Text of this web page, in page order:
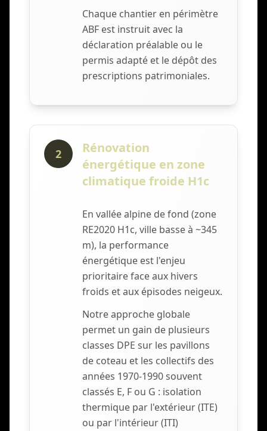
Chaque chantier en périmètre
ABF est instruit avec la
déclaration préalable ou le
permis adapté et le dépôt des
prescriptions patrimoniales.
2
Rénovation
énergétique en zone
climatique froide H1c
En vallée alpine de fond (zone
RE2020 H1c, ville basse à ~345
m), la performance
énergétique est l'enjeu
prioritaire face aux hivers
froids et aux épisodes neigeux.
Notre approche globale
permet un gain de plusieurs
classes DPE sur les pavillons
de coteau et les collectifs des
années 1970-1990 souvent
classés E, F ou G : isolation
thermique par l'extérieur (ITE)
ou par l'intérieur (ITI)